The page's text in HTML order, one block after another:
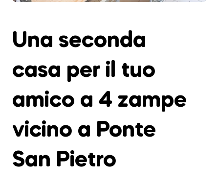
Una seconda
casa per il tuo
amico a 4 zampe
vicino a Ponte
San Pietro